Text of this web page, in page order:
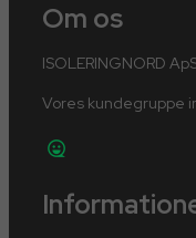
Om os
ISOLERINGNORD
Vores kundegruppe